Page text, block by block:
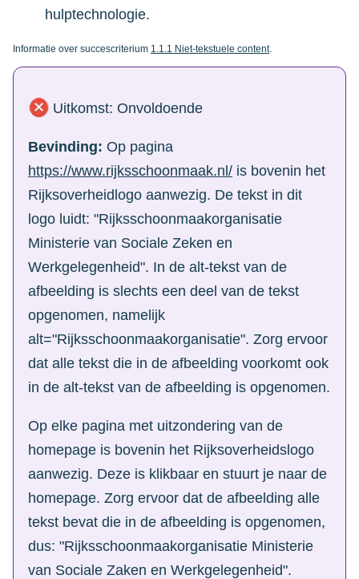
hulptechnologie.
Informatie over succescriterium 1.1.1 Niet-tekstuele content.
Uitkomst: Onvoldoende
Bevinding: Op pagina
https://www.rijksschoonmaak.nl/ is bovenin het
Rijksoverheidlogo aanwezig. De tekst in dit
logo luidt: "Rijksschoonmaakorganisatie
Ministerie van Sociale Zeken en
Werkgelegenheid". In de alt-tekst van de
afbeelding is slechts een deel van de tekst
opgenomen, namelijk
alt="Rijksschoonmaakorganisatie". Zorg ervoor
dat alle tekst die in de afbeelding voorkomt ook
in de alt-tekst van de afbeelding is opgenomen.
Op elke pagina met uitzondering van de
homepage is bovenin het Rijksoverheidslogo
aanwezig. Deze is klikbaar en stuurt je naar de
homepage. Zorg ervoor dat de afbeelding alle
tekst bevat die in de afbeelding is opgenomen,
dus: "Rijksschoonmaakorganisatie Ministerie
van Sociale Zaken en Werkgelegenheid".